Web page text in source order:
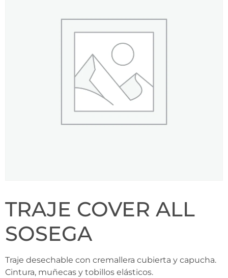
TRAJE COVER ALL
SOSEGA
Traje desechable con cremallera cubierta y capucha.
Cintura, muñecas y tobillos elásticos.